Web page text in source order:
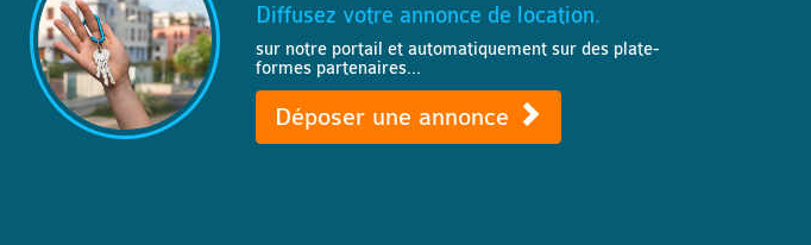
Diffusez votre annonce de location.
sur notre portail et automatiquement sur des plate-
formes partenaires...
Déposer une annonce